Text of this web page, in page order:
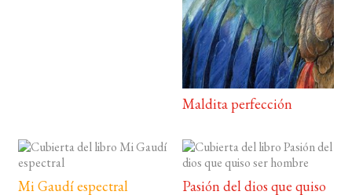
Maldita perfección
Mi Gaudí espectral
Pasión del dios que quiso